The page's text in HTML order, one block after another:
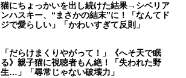
猫にちょっかいを出し続けた結果→シベリア
ンハスキー、“まさかの結末”に！「なんてド
ジで愛らしい」「かわいすぎて反則」
「だらけまくりやがって！」《へそ天で眠
る》親子猫に視聴者もん絶！「失われた野
生…」「尋常じゃない破壊力」